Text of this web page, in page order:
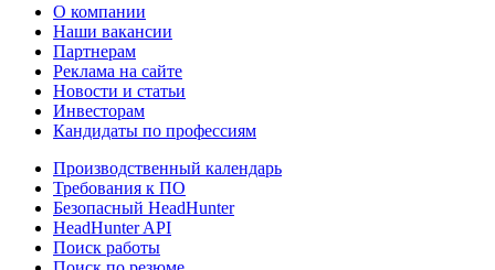
О компании
Наши вакансии
Партнерам
Реклама на сайте
Новости и статьи
Инвесторам
Кандидаты по профессиям
Производственный календарь
Требования к ПО
Безопасный HeadHunter
HeadHunter API
Поиск работы